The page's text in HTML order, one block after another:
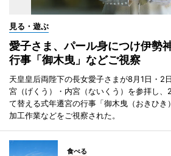
見る・遊ぶ
愛子さま、パール身につけ伊
行事「御木曳」などご視察
天皇皇后両陛下の長女愛子さまが8月1日・2
宮（げくう）・内宮（ないくう）を参拝し
て替える式年遷宮の行事「御木曳（おきひ
加工作業などをご視察された。
食べる